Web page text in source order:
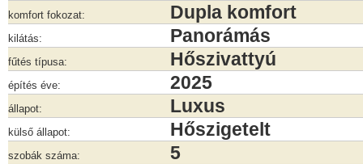
komfort fokozat: Dupla komfort
kilátás: Panorámás
fűtés típusa: Hőszivattyú
építés éve: 2025
állapot: Luxus
külső állapot: Hőszigetelt
szobák száma: 5